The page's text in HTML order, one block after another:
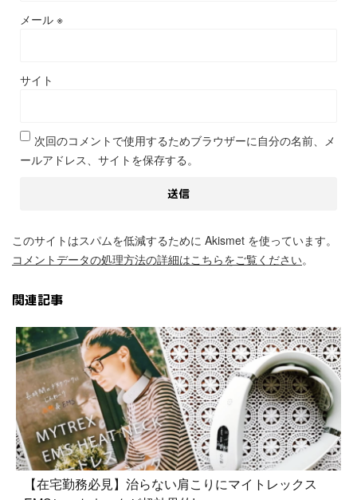
メール ※
サイト
次回のコメントで使用するためブラウザーに自分の名前、メ
ールアドレス、サイトを保存する。
このサイトはスパムを低減するために Akismet を使っています。
コメントデータの処理方法の詳細はこちらをご覧ください。
関連記事
【在宅勤務必見】治らない肩こりにマイトレックス